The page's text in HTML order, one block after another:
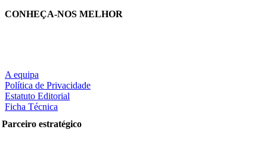
CONHEÇA-NOS MELHOR
A equipa
Política de Privacidade
Estatuto Editorial
Ficha Técnica
Parceiro estratégico